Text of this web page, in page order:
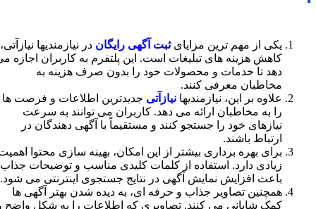
یکی از مهم ترین مزایایثبت آگهی رایگاندر نیازمندیها نیازآتی،
کاهش هزینه های تبلیغات است. این پلتفرم به کاربران اجازه می
دهد تا خدمات و محصولات خود را بدون صرف هزینه به
مخاطبان معرفی کنند.
علاوه بر این، نیازمندیهانیازآتی جدیدترین اطلاعات و فرصت ها
را به مخاطبان ارائه می دهد. کاربران می توانند به سرعت
نیازهای خود را جستجو کنند و مستقیماً با آگهی دهندگان در
ارتباط باشند.
برای بهره برداری بیشتر از این امکان، بهینه سازی محتوا اهمیت
زیادی دارد. استفاده از کلمات کلیدی مناسب و توضیحات جذاب،
باعث افزایش نمایش آگهی در نتایج جستجوی اینترنتی می شود.
همچنین تصاویر جذاب و حرفه ای، به دیده شدن بهتر آگهی ها
کمک شایانی می کنند. تصاویری که اطلاعات را به شکل واضح و